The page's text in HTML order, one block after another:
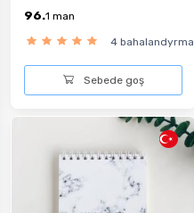
96.1 man
4 bahalandyrma
Sebede goş